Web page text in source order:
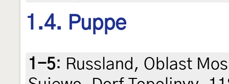
1.4. Puppe
1-5: Russland, Oblast